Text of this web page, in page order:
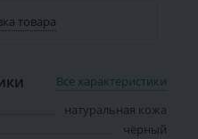
товара
Все характеристики
натуральная кожа
чёрный